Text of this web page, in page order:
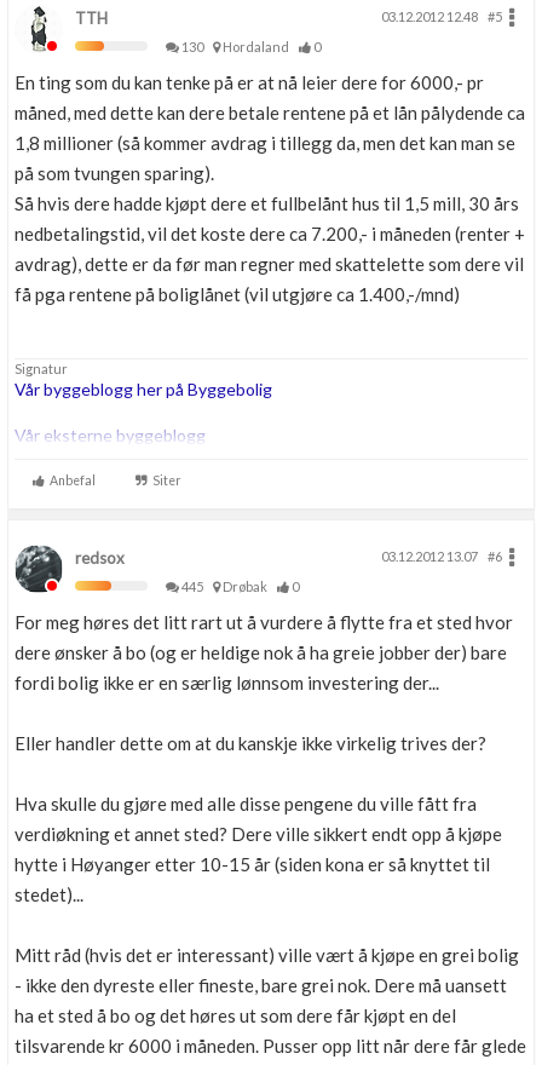
TTH 03.12.2012 12.48
#5
130
Hordaland 0
En ting som du kan tenke på er at nå leier dere for 6000,- pr
måned, med dette kan dere betale rentene på et lån pålydende ca
1,8 millioner (så kommer avdrag i tillegg da, men det kan man se
på som tvungen sparing).
Så hvis dere hadde kjøpt dere et fullbelånt hus til 1,5 mill, 30 års
nedbetalingstid, vil det koste dere ca 7.200,- i måneden (renter +
avdrag), dette er da før man regner med skattelette som dere vil
få pga rentene på boliglånet (vil utgjøre ca 1.400,-/mnd)
Signatur
Vår byggeblogg her på Byggebolig
Vår eksterne byggeblogg
Anbefal Siter
redsox 03.12.2012 13.07
#6
445
Drøbak 0
For meg høres det litt rart ut å vurdere å flytte fra et sted hvor
dere ønsker å bo (og er heldige nok å ha greie jobber der) bare
fordi bolig ikke er en særlig lønnsom investering der...
Eller handler dette om at du kanskje ikke virkelig trives der?
Hva skulle du gjøre med alle disse pengene du ville fått fra
verdiøkning et annet sted? Dere ville sikkert endt opp å kjøpe
hytte i Høyanger etter 10-15 år (siden kona er så knyttet til
stedet)...
Mitt råd (hvis det er interessant) ville vært å kjøpe en grei bolig
- ikke den dyreste eller fineste, bare grei nok. Dere må uansett
ha et sted å bo og det høres ut som dere får kjøpt en del
tilsvarende kr 6000 i måneden. Pusser opp litt når dere får glede